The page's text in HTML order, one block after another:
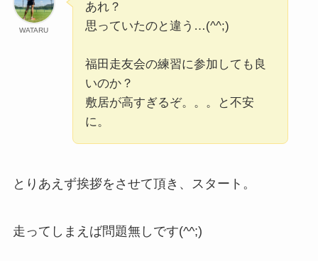
WATARU
あれ？
思っていたのと違う…(^^;)
福田走友会の練習に参加しても良
いのか？
敷居が高すぎるぞ。。。と不安
に。
とりあえず挨拶をさせて頂き、スタート。
走ってしまえば問題無しです(^^;)